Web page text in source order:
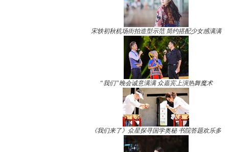
宋轶初秋机场街拍造型示范 简约搭配少女感满满
“我们”晚会诚意满满 众嘉宾上演热舞魔术
《我们来了》众星探寻国学奥秘 书院答题欢乐多